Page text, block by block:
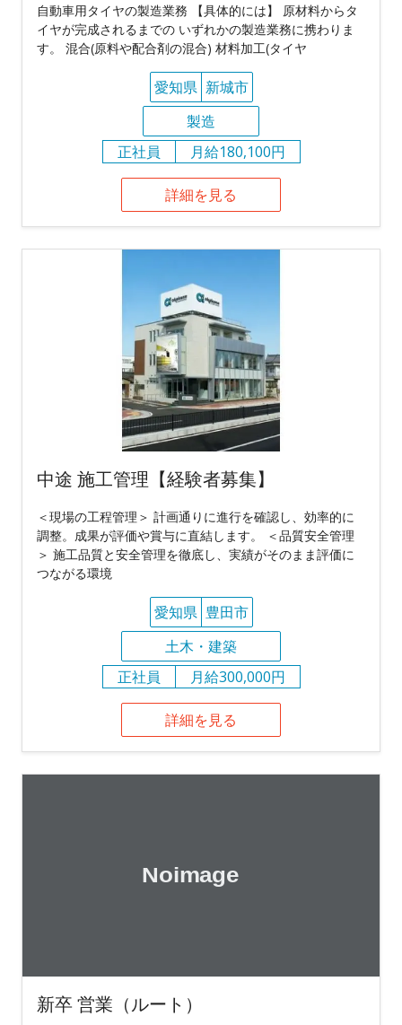
自動車用タイヤの製造業務 【具体的には】 原材料からタ
イヤが完成されるまでの いずれかの製造業務に携わりま
す。 混合(原料や配合剤の混合) 材料加工(タイヤ
愛知県 新城市
製造
正社員
月給180,100円
詳細を見る
中途 施工管理【経験者募集】
＜現場の工程管理＞ 計画通りに進行を確認し、効率的に
調整。成果が評価や賞与に直結します。 ＜品質安全管理
＞ 施工品質と安全管理を徹底し、実績がそのまま評価に
つながる環境
愛知県 豊田市
土木・建築
正社員
月給300,000円
詳細を見る
新卒 営業（ルート）